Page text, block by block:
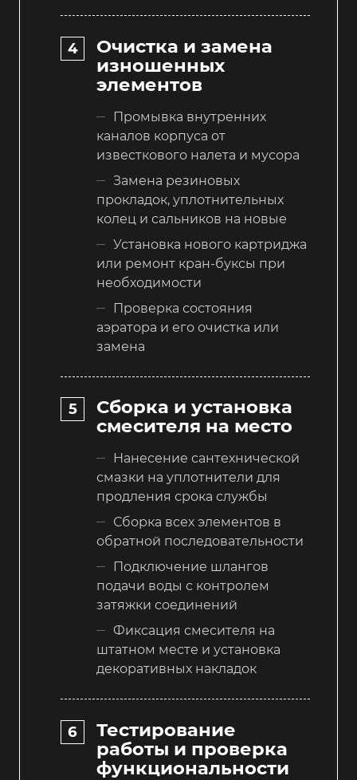
Очистка и замена
изношенных
элементов
Промывка внутренних
каналов корпуса от
известкового налета и мусора
Замена резиновых
прокладок, уплотнительных
колец и сальников на новые
Установка нового картриджа
или ремонт кран-буксы при
необходимости
Проверка состояния
аэратора и его очистка или
замена
Сборка и установка
смесителя на место
Нанесение сантехнической
смазки на уплотнители для
продления срока службы
Сборка всех элементов в
обратной последовательности
Подключение шлангов
подачи воды с контролем
затяжки соединений
Фиксация смесителя на
штатном месте и установка
декоративных накладок
Тестирование
работы и проверка
функциональности